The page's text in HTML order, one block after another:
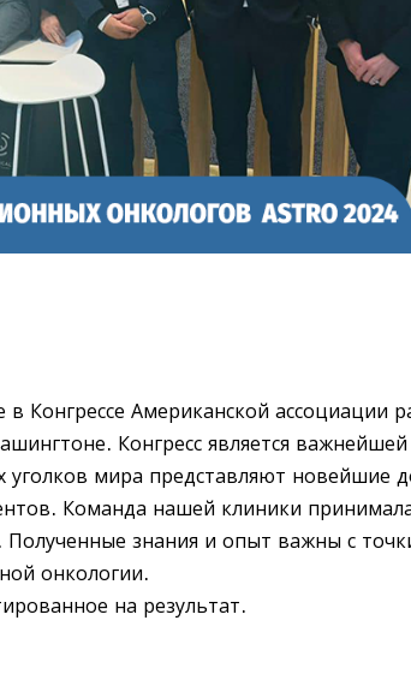
Конгрессе Американской ассоциации
Конгресс является
мира представляют новейшие
Команда нашей клиники
Полученные знания и опыт важны с
онкологии.
на результат.